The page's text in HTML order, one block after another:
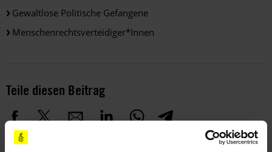
Gewaltlose Politische Gefangene
Menschenrechtsverteidiger*innen
Teile diesen Beitrag